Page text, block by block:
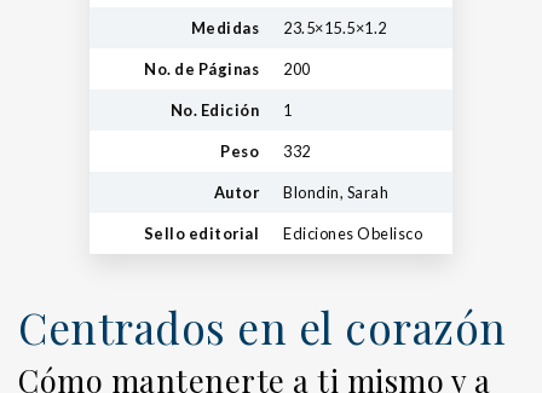
Medidas 23.5×15.5×1.2
No. de Páginas 200
No. Edición 1
Peso 332
Autor Blondin, Sarah
Sello editorial Ediciones Obelisco
Centrados en el corazón
Cómo mantenerte a ti mismo y a